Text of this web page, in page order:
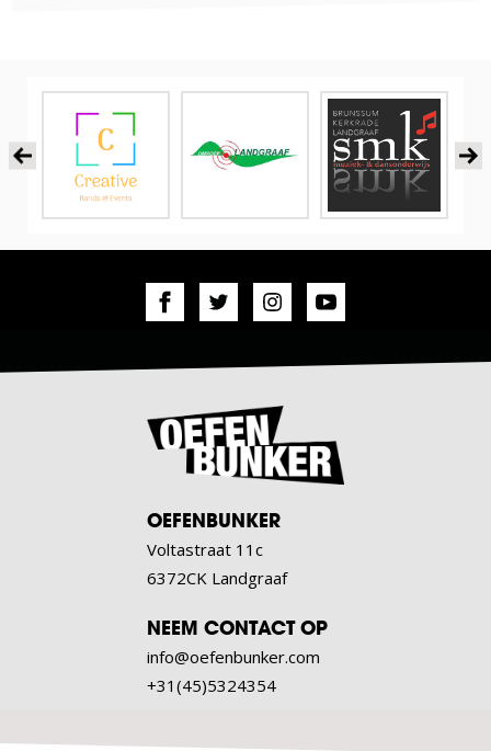
OEFENBUNKER
Voltastraat 11c
6372CK Landgraaf
NEEM CONTACT OP
info@oefenbunker.com
+31(45)5324354